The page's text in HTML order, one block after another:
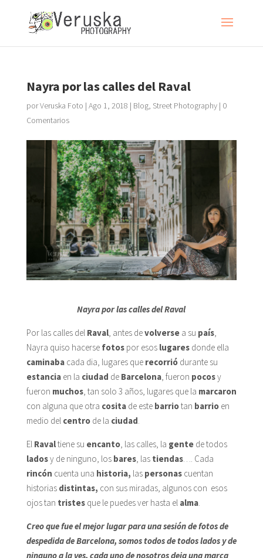
Nayra por las calles del Raval
porVeruska Foto | Ago 1, 2018 | Blog, Street Photography| 0
Comentarios
Nayra por las calles del Raval
Por las calles del Raval, antes devolversea su país,
Nayra quiso hacerse fotospor esos lugaresdonde ella
caminabacada dia, lugares que recorriódurante su
estanciaen la ciudad de Barcelona, fueron pocosy
fueron muchos, tan solo 3 años, lugares que la marcaron
con alguna que otra cositade este barriotan barrioen
medio del centrode la ciudad.
El Ravaltiene su encanto, las calles, la gentede todos
ladosy de ninguno, los bares, las tiendas…. Cada
rincón cuenta una historia, las personascuentan
historias distintas, con sus miradas, algunos con esos
ojos tan tristesque le puedes ver hasta el alma.
Creo que fue el mejor lugar para una sesión de fotos de
despedida de Barcelona, somos todos de todos lados y de
ninguno a la ves, cada uno de nosotros deja una marca